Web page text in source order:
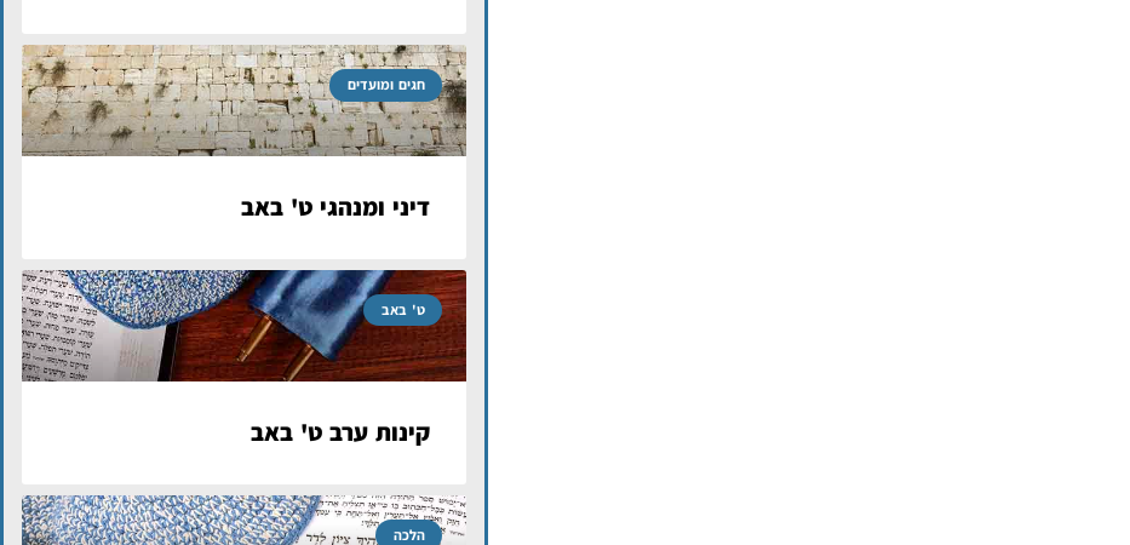
חגים ומועדים
דיני ומנהגי ט' באב
ט' באב
קינות ערב ט' באב
הלכה